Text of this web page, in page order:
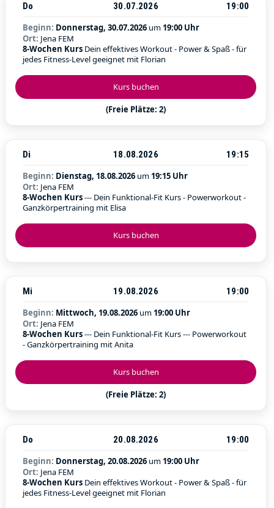
Kurs buchen
(Freie Plätze: 2)
Do 30.07.2026
19:00
Beginn: Donnerstag, 30.07.2026 um 19:00 Uhr
Ort: Jena FEM
8-Wochen Kurs Dein effektives Workout - Power & Spaß - für
jedes Fitness-Level geeignet mit Florian
Kurs buchen
Di 18.08.2026
19:15
Beginn: Dienstag, 18.08.2026 um 19:15 Uhr
Ort: Jena FEM
8-Wochen Kurs--- Dein Funktional-Fit Kurs - Powerworkout -
Ganzkörpertraining mit Elisa
Kurs buchen
(Freie Plätze: 2)
Mi 19.08.2026
19:00
Beginn: Mittwoch, 19.08.2026 um 19:00 Uhr
Ort: Jena FEM
8-Wochen Kurs--- Dein Funktional-Fit Kurs --- Powerworkout
- Ganzkörpertraining mit Anita
Do 20.08.2026
19:00
Beginn: Donnerstag, 20.08.2026 um 19:00 Uhr
Ort: Jena FEM
8-Wochen Kurs Dein effektives Workout - Power & Spaß - für
jedes Fitness-Level geeignet mit Florian